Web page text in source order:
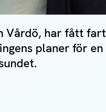
Vårdö, har fått fart
planer för en